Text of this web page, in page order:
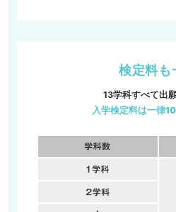
検定料も
13学科すべて出
入学検定料は一律